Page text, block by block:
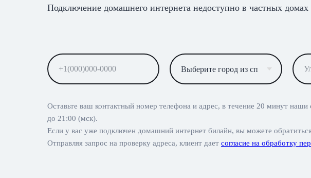
Подключение домашнего интернета недоступно в частных домах
Оставьте ваш контактный номер телефона и адрес, в течение 20 минут
до 21:00 (мск).
Если у вас уже подключен домашний интернет билайн, вы можете
Отправляя запрос на проверку адреса, клиент дает согласие на обработку